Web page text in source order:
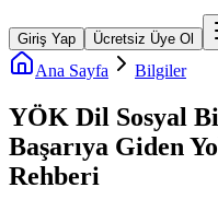
Giriş Yap Ücretsiz Üye Ol
Ana Sayfa Bilgiler
YÖK Dil Sosyal
Başarıya Giden
Rehberi